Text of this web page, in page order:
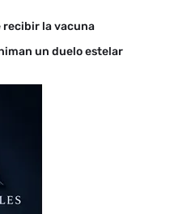
recibir la vacuna
un duelo estelar